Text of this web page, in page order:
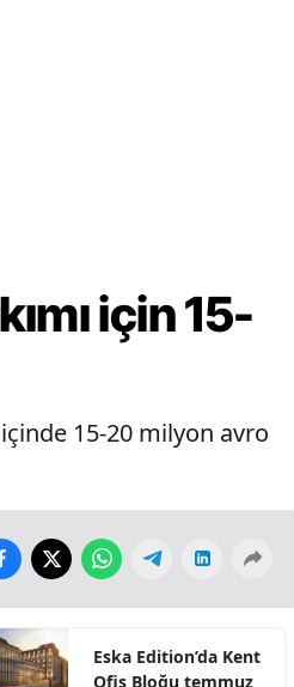
için 15-
içinde 15-20 milyon avro
Eska Edition’da Kent
Ofis Bloğu temmuz